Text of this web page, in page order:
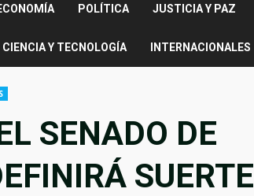
POLÍTICA JUSTICIA Y PAZ
CIENCIA Y TECNOLOGÍA INTERNACIONALES
SENADO DE
SUERTE